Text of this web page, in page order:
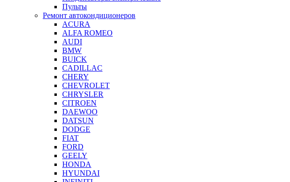
Пульты
Ремонт автокондиционеров
ACURA
ALFA ROMEO
AUDI
BMW
BUICK
CADILLAC
CHERY
CHEVROLET
CHRYSLER
CITROEN
DAEWOO
DATSUN
DODGE
FIAT
FORD
GEELY
HONDA
HYUNDAI